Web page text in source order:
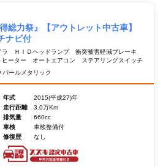
総力祭』【アウトレット中古車】
ナビ付
ラ ＨＩＤヘッドランプ 衝突被害軽減ブレーキ
ヒーター オートエアコン ステアリングスイッチ
ールメタリック
年式
2015(平成27)年
走行距離
3.0万Km
排気量
660cc
車検
車検整備付
修復歴
なし